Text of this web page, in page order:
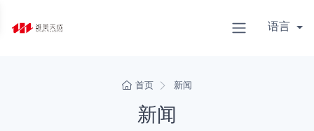
语言
首页 新闻
新闻